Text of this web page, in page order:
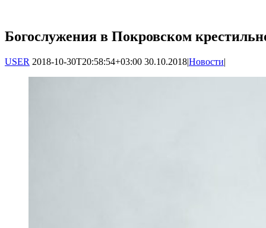
Богослужения в Покровском
USER 2018-10-30T20:58:54+03:00 30.10.2018|Новости|